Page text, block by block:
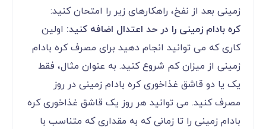
زمینی بعد از نفخ، راهکارهای زیر را امتحان کنید:
کره بادام زمینی را در حد اعتدال اضافه کنید: اولین
کاری که می توانید انجام دهید برای مصرف کره بادام
زمینی از میزان کم شروع کنید. به عنوان مثال، فقط
یک یا دو قاشق غذاخوری کره بادام زمینی در روز
مصرف کنید. می توانید هر روز یک قاشق غذاخوری کره
بادام زمینی را تا زمانی که به مقداری که متناسب با